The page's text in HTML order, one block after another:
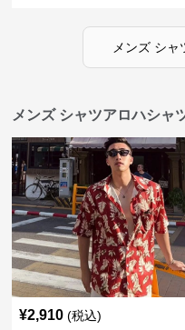
メンズ シャ
メンズ シャツアロハシャ
¥2,910 (税込)